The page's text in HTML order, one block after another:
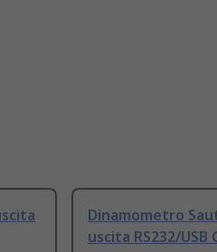
Dinamometro
uscita RS232/USB